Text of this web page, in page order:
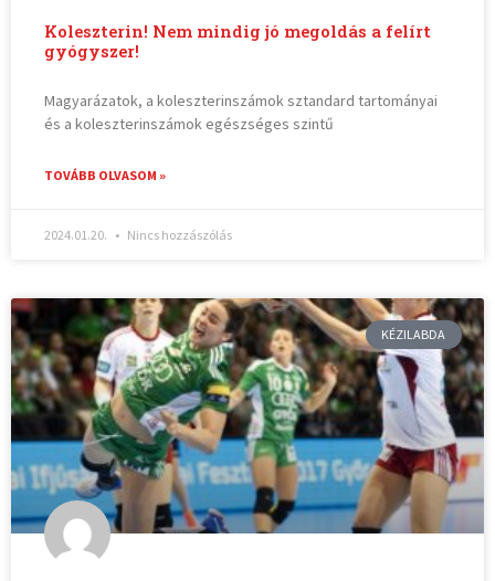
Koleszterin! Nem mindig jó megoldás a felírt
gyógyszer!
Magyarázatok, a koleszterinszámok sztandard tartományai
és a koleszterinszámok egészséges szintű
TOVÁBB OLVASOM »
2024.01.20. Nincs hozzászólás
KÉZILABDA